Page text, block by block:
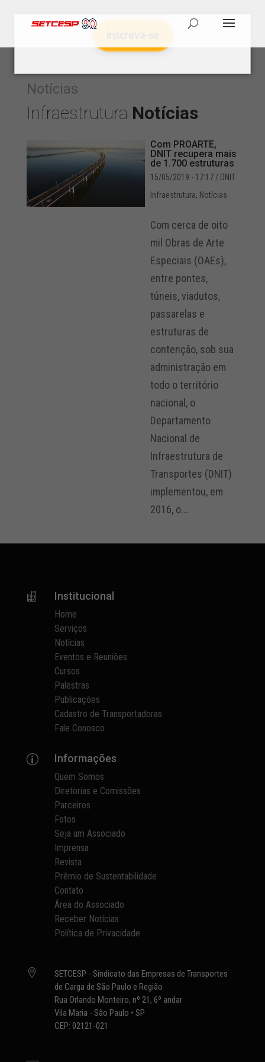
Notícias
Infraestrutura Notícias
Com PROARTE,
DNIT recupera mais
de 1.700 estruturas
15/05/2019 - 17:17/ DNIT
Infraestrutura, Notícias
Com cerca de oito
mil Obras de Arte
Especiais (OAEs),
entre pontes,
túneis, viadutos,
passarelas e
estruturas de
contenção, sob sua
administração em
todo o território
nacional, o
Departamento
Nacional de
Infraestrutura de
Transportes (DNIT)
implementou, em
2016, o...
 Institucional
Home
Serviços
Notícias
Eventos e Reuniões
Cursos
Palestras
Publicações
Cadastro de Transportadoras
Fale Conosco
p Informações
Quem Somos
Diretorias e Comissões
Parceiros
Fotos
Seja um Associado
Imprensa
Revista
Prêmio de Sustentabilidade
Contato
Área do Associado
Receber Notícias
Política de Privacidade

SETCESP - Sindicato das Empresas de Transportes
de Carga de São Paulo e Região
Rua Orlando Monteiro, nº 21, 6º andar
Vila Maria - São Paulo • SP
CEP: 02121-021